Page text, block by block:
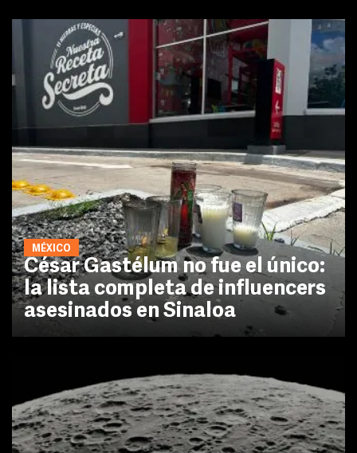
MÉXICO
César Gastélum no fue el único:
la lista completa de influencers
asesinados en Sinaloa